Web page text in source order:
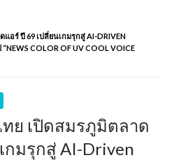
อร์ ปี 69 เปลี่ยนเกมรุกสู่ AI-DRIVEN
COLOR OF UV COOL VOICE
ทย เปิดสมรภูมิตลาด
กมรุกสู่ AI-Driven